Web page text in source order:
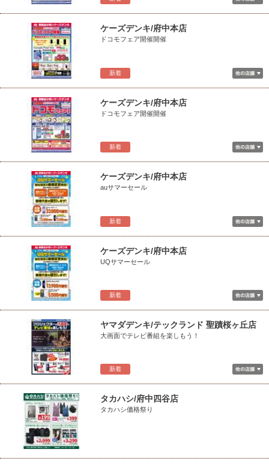
新着
ケーズデンキ/府中本店
ドコモフェア開催開催
新着
ケーズデンキ/府中本店
ドコモフェア開催開催
新着
ケーズデンキ/府中本店
auサマーセール
新着
ケーズデンキ/府中本店
UQサマーセール
新着
ヤマダデンキ/テックランド 聖蹟桜ヶ丘店
大画面でテレビ番組を楽しもう！
タカハシ/府中四谷店
タカハシ価格祭り